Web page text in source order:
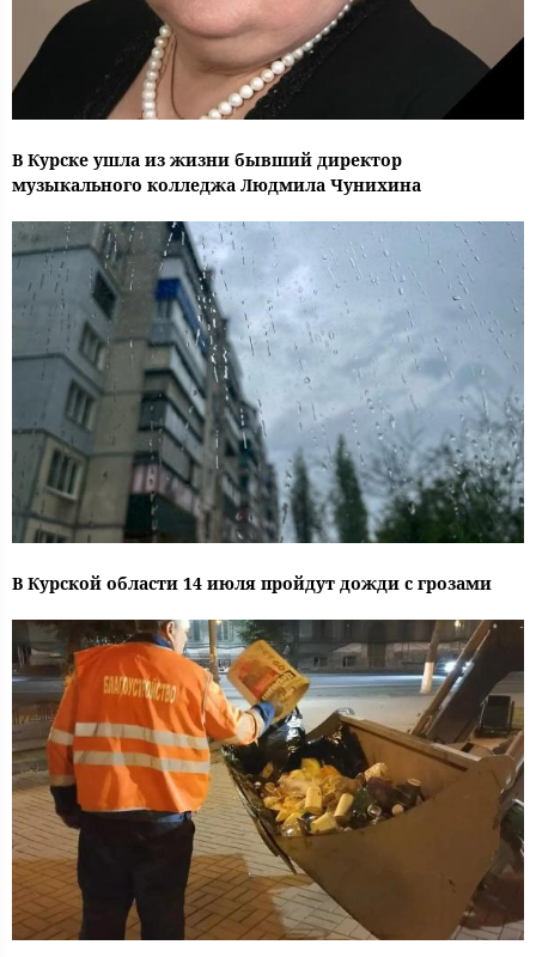
В Курске ушла из жизни бывший директор
музыкального колледжа Людмила Чунихина
В Курской области 14 июля пройдут дожди с грозами